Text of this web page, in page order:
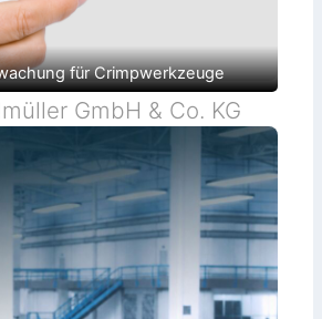
für Crimpwerkzeuge
GmbH & Co. KG